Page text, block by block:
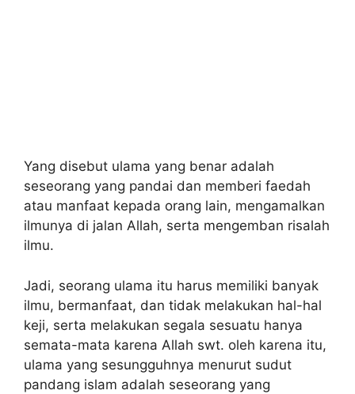
Yang disebut ulama yang benar adalah
seseorang yang pandai dan memberi faedah
atau manfaat kepada orang lain, mengamalkan
ilmunya di jalan Allah, serta mengemban risalah
ilmu.
Jadi, seorang ulama itu harus memiliki banyak
ilmu, bermanfaat, dan tidak melakukan hal-hal
keji, serta melakukan segala sesuatu hanya
semata-mata karena Allah swt. oleh karena itu,
ulama yang sesungguhnya menurut sudut
pandang islam adalah seseorang yang